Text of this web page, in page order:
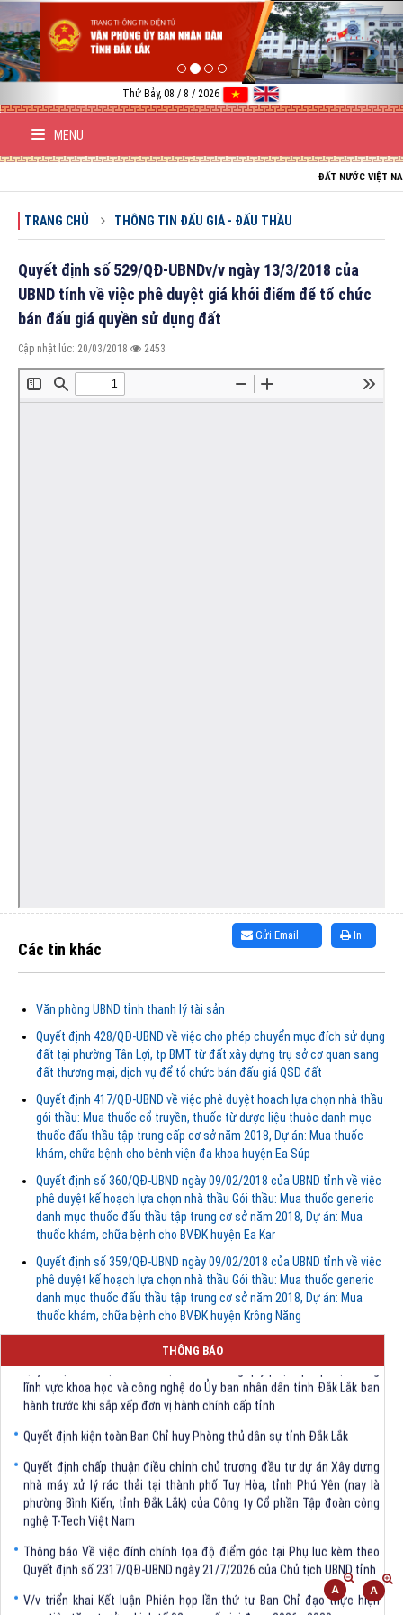
Previous
Thứ Bảy, 08 / 8 / 2026
MENU
ĐẤT NƯỚC VIỆT NAM
TRANG CHỦ THÔNG TIN ĐẤU GIÁ - ĐẤU THẦU
Quyết định số 529/QĐ-UBNDv/v ngày 13/3/2018 của
UBND tỉnh về việc phê duyệt giá khởi điểm để tổ chức
bán đấu giá quyền sử dụng đất
Cập nhật lúc: 20/03/2018 2453
In
Gửi Email
Các tin khác
Văn phòng UBND tỉnh thanh lý tài sản
Quyết định 428/QĐ-UBND về việc cho phép chuyển mục đích sử dụng
đất tại phường Tân Lợi, tp BMT từ đất xây dựng trụ sở cơ quan sang
đất thương mại, dịch vụ để tổ chức bán đấu giá QSD đất
Quyết định 417/QĐ-UBND về việc phê duyệt hoạch lựa chọn nhà thầu
gói thầu: Mua thuốc cổ truyền, thuốc từ dược liệu thuộc danh mục
thuốc đấu thầu tập trung cấp cơ sở năm 2018, Dự án: Mua thuốc
khám, chữa bệnh cho bệnh viện đa khoa huyện Ea Súp
Quyết định số 360/QĐ-UBND ngày 09/02/2018 của UBND tỉnh về việc
phê duyệt kế hoạch lựa chọn nhà thầu Gói thầu: Mua thuốc generic
danh mục thuốc đấu thầu tập trung cơ sở năm 2018, Dự án: Mua
thuốc khám, chữa bệnh cho BVĐK huyện Ea Kar
Quyết định số 359/QĐ-UBND ngày 09/02/2018 của UBND tỉnh về việc
phê duyệt kế hoạch lựa chọn nhà thầu Gói thầu: Mua thuốc generic
danh mục thuốc đấu thầu tập trung cơ sở năm 2018, Dự án: Mua
thuốc khám, chữa bệnh cho BVĐK huyện Krông Năng
THÔNG BÁO
Quyết định Về việc bãi bỏ một số văn bảng quy phạm pháp luật trong
lĩnh vực khoa học và công nghệ do Ủy ban nhân dân tỉnh Đắk Lắk ban
hành trước khi sắp xếp đơn vị hành chính cấp tỉnh
nhà máy xử lý rác thải tại thành phố Tuy Hòa, tỉnh Phú Yên (nay là
phường Bình Kiến, tỉnh Đắk Lắk) của Công ty Cổ phần Tập đoàn công
nghệ T-Tech Việt Nam
Thông báo Về việc đính chính tọa độ điểm góc tại Phụ lục kèm theo
Quyết định số 2317/QĐ-UBND ngày 21/7/2026 của Chủ tịch UBND tỉnh
V/v triển khai Kết luận Phiên họp lần thứ tư Ban Chỉ đạo thực hiện
mục tiêu tăng trưởng kinh tế 02 con số giai đoạn 2026 - 2030